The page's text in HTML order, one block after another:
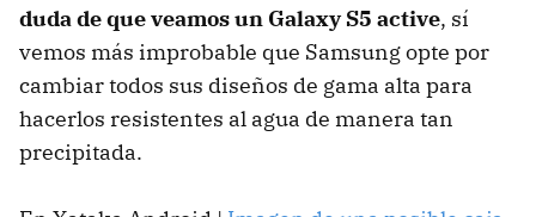
duda de que veamos un Galaxy S5 active, sí
vemos más improbable que Samsung opte por
cambiar todos sus diseños de gama alta para
hacerlos resistentes al agua de manera tan
precipitada.